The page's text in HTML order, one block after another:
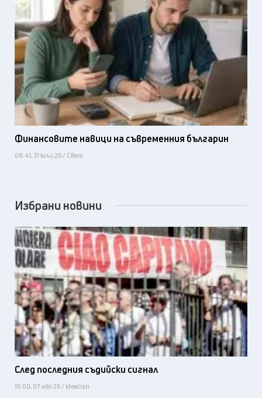
Финансовите навици на съвременния българин
08:41, 31 юли 26 / Свят
Избрани новини
След последния съдийски сигнал
15:00, 07 авг 26 / Idealisti